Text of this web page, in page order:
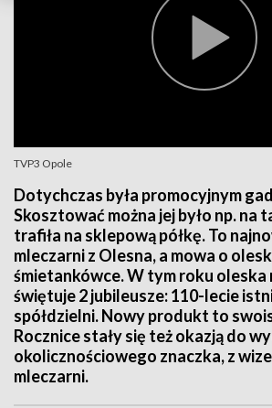
TVP3 Opole
Dotychczas była promocyjnym
Skosztować można jej było np. na
trafiła na sklepową półkę. To
mleczarni z Olesna, a mowa o
śmietankówce. W tym roku oleska
świętuje 2 jubileusze: 110-lecie
spółdzielni. Nowy produkt to
Rocznice stały się też okazją do
okolicznościowego znaczka, z
mleczarni.